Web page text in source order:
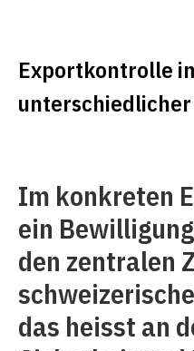
Exportkontrolle
Im konkreten
ein
den zentralen
das heisst an